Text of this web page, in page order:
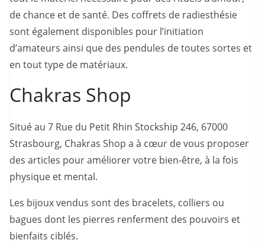
de chance et de santé. Des coffrets de radiesthésie
sont également disponibles pour l’initiation
d’amateurs ainsi que des pendules de toutes sortes et
en tout type de matériaux.
Chakras Shop
Situé au 7 Rue du Petit Rhin Stockship 246, 67000
Strasbourg, Chakras Shop a à cœur de vous proposer
des articles pour améliorer votre bien-être, à la fois
physique et mental.
Les bijoux vendus sont des bracelets, colliers ou
bagues dont les pierres renferment des pouvoirs et
bienfaits ciblés.